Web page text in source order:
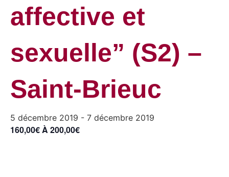
affective et
sexuelle” (S2) –
Saint-Brieuc
5 décembre 2019 - 7 décembre 2019
160,00€ À 200,00€